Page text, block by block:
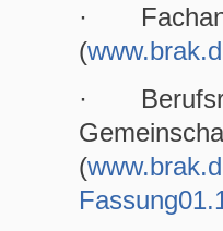
·
(
·
(